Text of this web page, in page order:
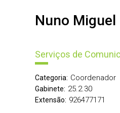
Nuno
Serviços de
Categoria: Coordenador
Gabinete: 25.2.30
Extensão: 926477171